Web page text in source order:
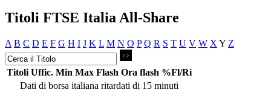
Titoli FTSE Italia All-Share
A B C D E F G H I J K L M N O P Q R S T U V W X Y Z
Titoli Uffic. Min Max Flash Ora flash %Fl/Ri
Dati di borsa italiana ritardati di 15 minuti